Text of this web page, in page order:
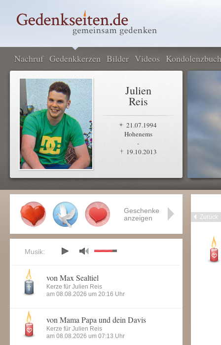
Nachruf Gedenkkerzen Bilder Videos Kondolenzbuch
Julien
Reis
21.07.1994
Hohenems
-
19.10.2013
Zurück
Geschenke
anzeigen
Musik:
von Max Sealtiel
Kerze für Julien Reis
am 08.08.2026 um 20:16 Uhr
von Mama Papa und dein Davis
Kerze für Julien Reis
am 08.08.2026 um 07:13 Uhr